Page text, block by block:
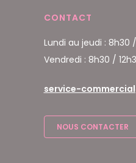
CONTACT
Lundi au jeudi : 8h30
Vendredi : 8h30 /
service-
NOUS CONTACTER